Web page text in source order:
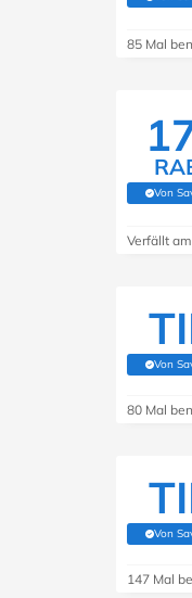
85 Mal
Von
Verfällt
Von
80 Mal
Von
147 Mal